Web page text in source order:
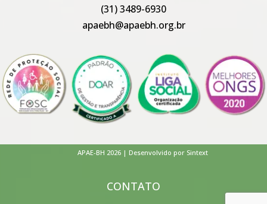
(31) 3489-6930
apaebh@apaebh.org.br
APAE-BH 2026 | Desenvolvido por Sintext
CONTATO